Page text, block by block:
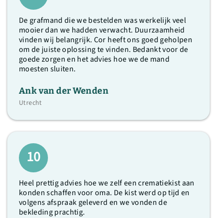
De grafmand die we bestelden was werkelijk veel
mooier dan we hadden verwacht. Duurzaamheid
vinden wij belangrijk. Cor heeft ons goed geholpen
om de juiste oplossing te vinden. Bedankt voor de
goede zorgen en het advies hoe we de mand
moesten sluiten.
Ank van der Wenden
Utrecht
10
Heel prettig advies hoe we zelf een crematiekist aan
konden schaffen voor oma. De kist werd op tijd en
volgens afspraak geleverd en we vonden de
bekleding prachtig.